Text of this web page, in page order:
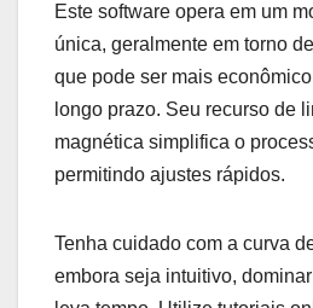
Este software opera em um
única, geralmente em torno
que pode ser mais
longo prazo. Seu recurso de
magnética simplifica o
permitindo ajustes rápidos.
Tenha cuidado com a curva
embora seja intuitivo,